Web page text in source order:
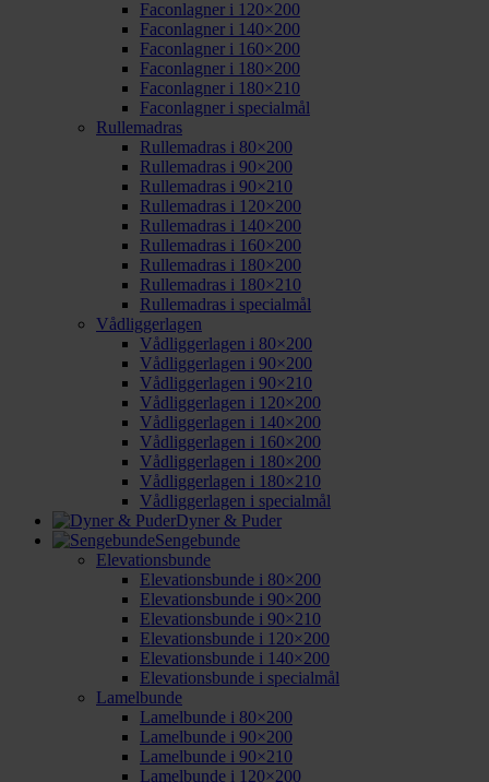
Faconlagner i 120×200
Faconlagner i 140×200
Faconlagner i 160×200
Faconlagner i 180×200
Faconlagner i 180×210
Faconlagner i specialmål
Rullemadras
Rullemadras i 80×200
Rullemadras i 90×200
Rullemadras i 90×210
Rullemadras i 120×200
Rullemadras i 140×200
Rullemadras i 160×200
Rullemadras i 180×200
Rullemadras i 180×210
Rullemadras i specialmål
Vådliggerlagen
Vådliggerlagen i 80×200
Vådliggerlagen i 90×200
Vådliggerlagen i 90×210
Vådliggerlagen i 120×200
Vådliggerlagen i 140×200
Vådliggerlagen i 160×200
Vådliggerlagen i 180×200
Vådliggerlagen i 180×210
Vådliggerlagen i specialmål
Dyner & Puder
Sengebunde
Elevationsbunde
Elevationsbunde i 80×200
Elevationsbunde i 90×200
Elevationsbunde i 90×210
Elevationsbunde i 120×200
Elevationsbunde i 140×200
Elevationsbunde i specialmål
Lamelbunde
Lamelbunde i 80×200
Lamelbunde i 90×200
Lamelbunde i 90×210
Lamelbunde i 120×200